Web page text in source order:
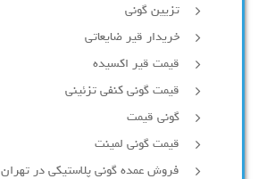
تزیین گونی
خریدار قیر ضایعاتی
قیمت قیر اکسیده
قیمت گونی کنفی تزئینی
گونی قیمت
قیمت گونی لمینت
فروش عمده گونی پلاستیکی در تهران